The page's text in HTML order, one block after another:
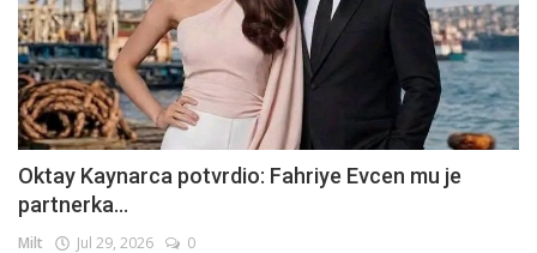
Oktay Kaynarca potvrdio: Fahriye Evcen mu je
partnerka...
Milt Jul 29, 2026 0